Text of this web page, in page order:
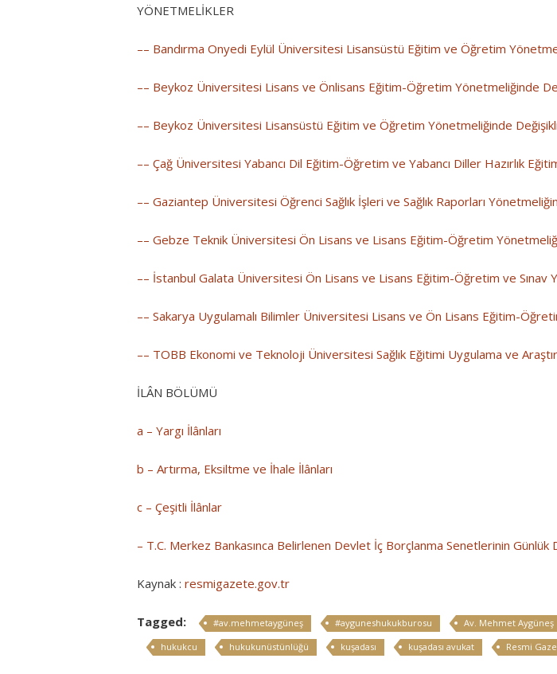
YÖNETMELİKLER
–– Bandırma Onyedi Eylül Üniversitesi Lisansüstü Eğitim ve Öğretim
–– Beykoz Üniversitesi Lisans ve Önlisans Eğitim-Öğretim Yönetmeliğinde
–– Beykoz Üniversitesi Lisansüstü Eğitim ve Öğretim Yönetmeliğinde
–– Çağ Üniversitesi Yabancı Dil Eğitim-Öğretim ve Yabancı Diller Hazırlık
–– Gaziantep Üniversitesi Öğrenci Sağlık İşleri ve Sağlık Raporları
–– Gebze Teknik Üniversitesi Ön Lisans ve Lisans Eğitim-Öğretim
–– İstanbul Galata Üniversitesi Ön Lisans ve Lisans Eğitim-Öğretim ve Sınav
–– Sakarya Uygulamalı Bilimler Üniversitesi Lisans ve Ön Lisans Eğitim-
–– TOBB Ekonomi ve Teknoloji Üniversitesi Sağlık Eğitimi Uygulama ve
İLÂN BÖLÜMÜ
a – Yargı İlânları
b – Artırma, Eksiltme ve İhale İlânları
c – Çeşitli İlânlar
– T.C. Merkez Bankasınca Belirlenen Devlet İç Borçlanma Senetlerinin Günlük
Kaynak : resmigazete.gov.tr
Tagged: #av.mehmetaygüneş #ayguneshukukburosu Av. Mehmet Aygüneş
hukukcu
hukukunüstünlüğü kuşadası kuşadası avukat Resmi